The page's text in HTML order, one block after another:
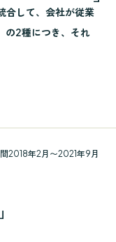
合して、会社が従業
の2種につき、それ
2018年2月〜2021年9月